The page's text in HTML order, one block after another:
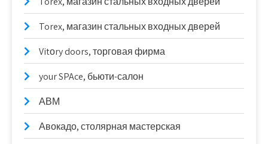
Torex, магазин стальных входных дверей
Vitоry doors, торговая фирма
your SPAce, бьюти-салон
АВМ
Авокадо, столярная мастерская